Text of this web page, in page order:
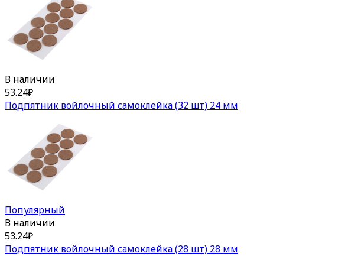
В наличии
53.24₽
Подпятник войлочный самоклейка (32 шт) 24 мм
Популярный
В наличии
53.24₽
Подпятник войлочный самоклейка (28 шт) 28 мм